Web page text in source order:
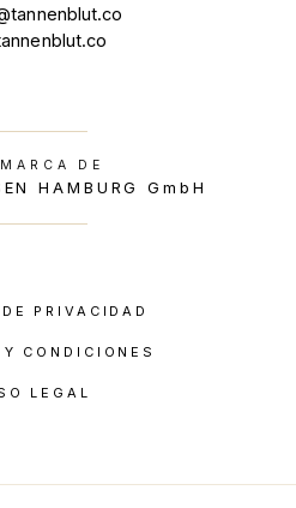
DE
HAMBURG GmbH
PRIVACIDAD
CONDICIONES
LEGAL